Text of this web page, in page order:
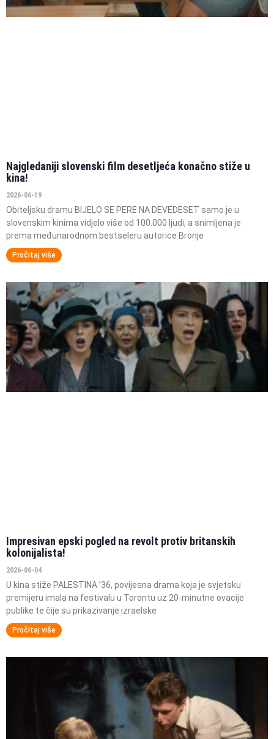
Najgledaniji slovenski film desetljeća konačno stiže u
kina!
2026-06-19
Obiteljsku dramu BIJELO SE PERE NA DEVEDESET samo je u
slovenskim kinima vidjelo više od 100.000 ljudi, a snimljena je
prema međunarodnom bestseleru autorice Bronje
Pročitaj više
Impresivan epski pogled na revolt protiv britanskih
kolonijalista!
2026-06-04
U kina stiže PALESTINA ’36, povijesna drama koja je svjetsku
premijeru imala na festivalu u Torontu uz 20-minutne ovacije
publike te čije su prikazivanje izraelske
Pročitaj više